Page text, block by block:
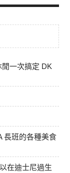
一次搞定 DK
長班的各種美食
在迪士尼過生